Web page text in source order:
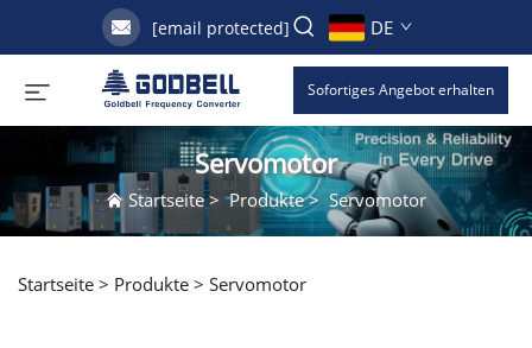
[email protected] DE
Sofortiges Angebot erhalten
Servomotor
Startseite>Produkte>Servomotor
Startseite > Produkte > Servomotor